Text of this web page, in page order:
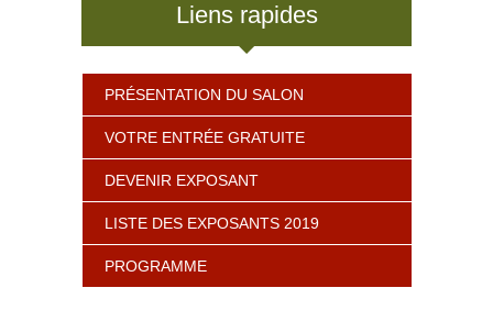
Liens rapides
PRÉSENTATION DU SALON
VOTRE ENTRÉE GRATUITE
DEVENIR EXPOSANT
LISTE DES EXPOSANTS 2019
PROGRAMME